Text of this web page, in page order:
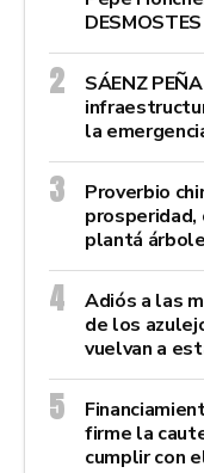
SÁENZ
la
Proverbio
prosperidad,
plantá
Adiós a las
de los
vuelvan a
firme la
cumplir con